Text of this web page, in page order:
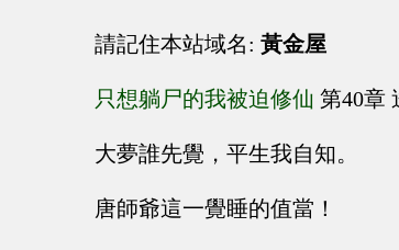
請記住本站域名: 黃金屋
只想躺尸的我被迫修仙 第40章
大夢誰先覺，平生我自知。
唐師爺這一覺睡的值當！